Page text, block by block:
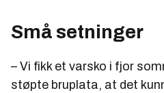
Små setninger
– Vi fikk et varsko i fjor
støpte bruplata, at det